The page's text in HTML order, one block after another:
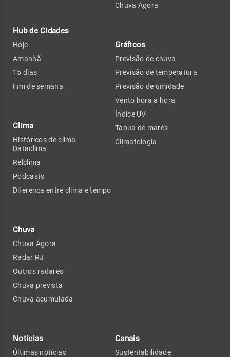
Hub de Cidades
Hoje
Amanhã
15 dias
Fim de semana
Clima
Históricos de clima -
Dataclima
Relclima
Podcasts
Diferença entre clima e tempo
Chuva
Chuva Agora
Radar RJ
Outros radares
Chuva prevista
Chuva acumulada
Chuva Agora
Gráficos
Previsão de chuva
Previsão de temperatura
Previsão de umidade
Vento hora a hora
Índice UV
Tábua de marés
Climatologia
Notícias
Últimas notícias
Canais
Sustentabilidade